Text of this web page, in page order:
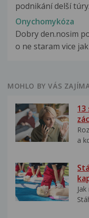
podnikání delší
Onychomykóza
Dobry den.nosim
o ne staram vice jak
MOHLO BY VÁS
a